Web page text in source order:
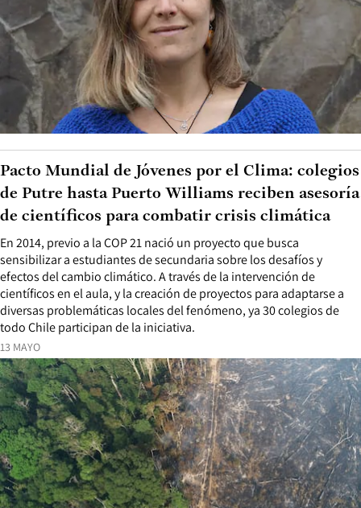
13 MAYO
En 2014, previo a la COP 21 nació un proyecto que busca
sensibilizar a estudiantes de secundaria sobre los desafíos y
efectos del cambio climático. A través de la intervención de
científicos en el aula, y la creación de proyectos para adaptarse a
diversas problemáticas locales del fenómeno, ya 30 colegios de
todo Chile participan de la iniciativa.
Pacto Mundial de Jóvenes por el Clima: colegios
de Putre hasta Puerto Williams reciben asesoría
de científicos para combatir crisis climática